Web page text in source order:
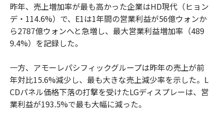
昨年、売上増加率が最も高かった企業はHD現代（ヒョン
デ・114.6%）で、E1は1年間の営業利益が56億ウォンか
ら2787億ウォンへと急増し、最大営業利益増加率（489
9.4%）を記録した。
一方、アモーレパシフィックグループは昨年の売上が前
年対比15.6%減少し、最も大きな売上減少率を示した。L
CDパネル価格下落の打撃を受けたLGディスプレーは、営
業利益が193.5%で最も大幅に減った。